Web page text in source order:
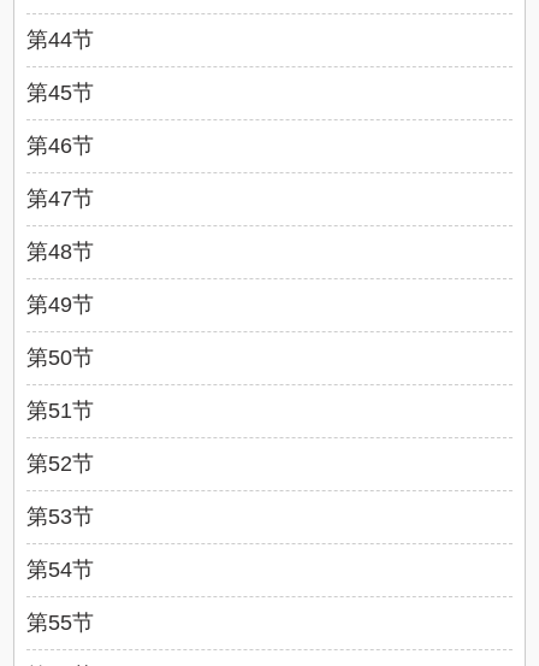
第44节
第45节
第46节
第47节
第48节
第49节
第50节
第51节
第52节
第53节
第54节
第55节